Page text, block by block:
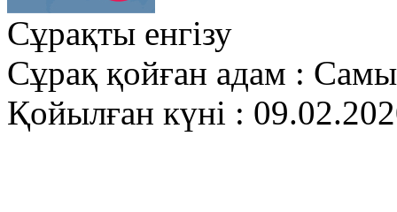
Сұрақты енгізу
Сұрақ қойған адам :
Қойылған күні :